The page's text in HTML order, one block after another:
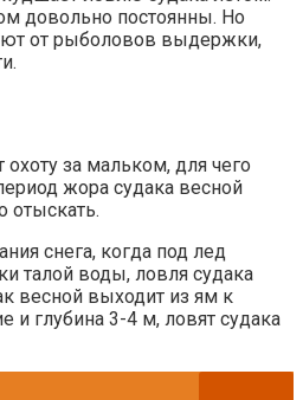
довольно постоянны. Но
от рыболовов выдержки,
охоту за мальком, для чего
жора судака весной
отыскать.
снега, когда под лед
талой воды, ловля судака
весной выходит из ям к
и глубина 3-4 м, ловят судака